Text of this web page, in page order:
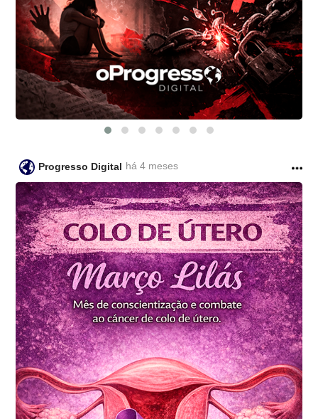
Progresso Digital há 4 meses